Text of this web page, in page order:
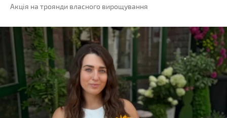
Акція на троянди власного вирощування